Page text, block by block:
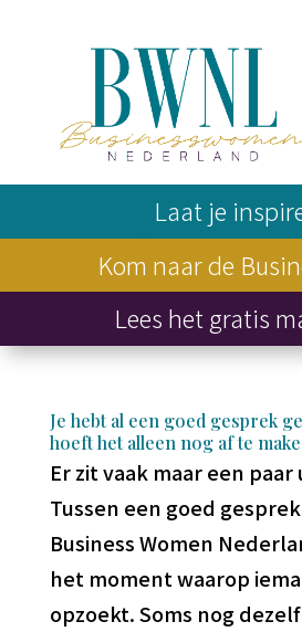
Laat je
Kom naar de
Lees het gratis
Je hebt al een goed gesprek
hoeft het alleen nog af te
Er zit vaak maar een
Tussen een goed
Business Women
het moment waarop
opzoekt. Soms nog